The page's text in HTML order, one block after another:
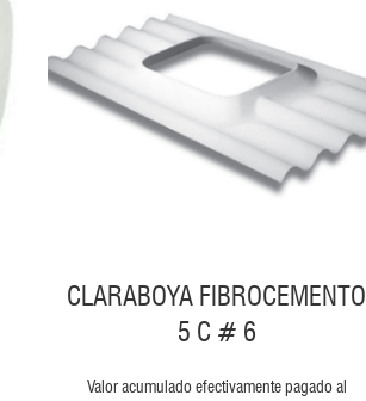
CLARABOYA FIBROCEMENTO
5 C # 6
Valor acumulado efectivamente pagado al